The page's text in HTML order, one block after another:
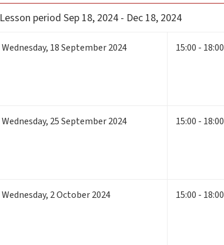
Lesson period Sep 18, 2024 - Dec 18, 2024
Wednesday, 18September 2024 15:00 - 18:00
Wednesday, 25September 2024 15:00 - 18:00
Wednesday, 2October 2024 15:00 - 18:00